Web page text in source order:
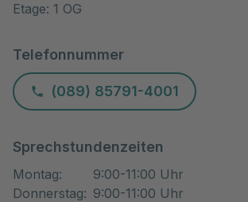
Etage: 1 OG
Telefonnummer
(089) 85791-4001
Sprechstundenzeiten
Montag:
9:00-11:00 Uhr
Donnerstag: 9:00-11:00 Uhr